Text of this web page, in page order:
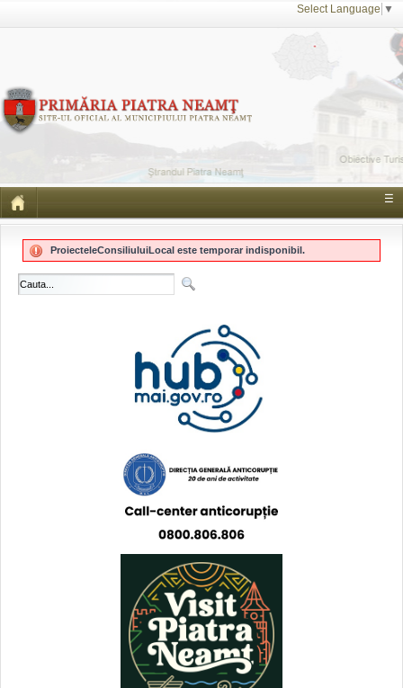
Select Language ▼
☰
ProiecteleConsiliuluiLocal este temporar indisponibil.